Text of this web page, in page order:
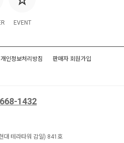
EVENT
개인정보처리방침 판매자 회원가입
1432
대 테라타워 감일) 841호